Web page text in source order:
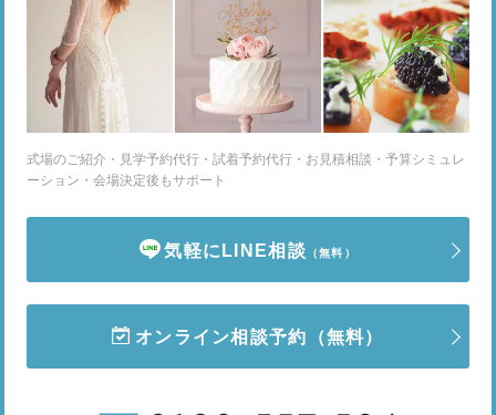
式場のご紹介・見学予約代行・試着予約代行・お見積相談・予算シミュレ
ーション・会場決定後もサポート
気軽にLINE相談 （無料）
オンライン相談予約 （無料）